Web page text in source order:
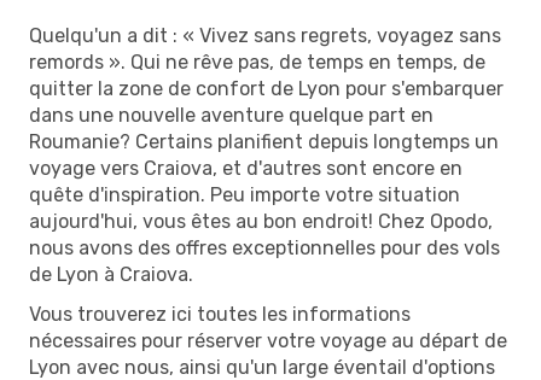
Quelqu'un a dit : « Vivez sans regrets, voyagez sans
remords ». Qui ne rêve pas, de temps en temps, de
quitter la zone de confort de Lyon pour s'embarquer
dans une nouvelle aventure quelque part en
Roumanie? Certains planifient depuis longtemps un
voyage vers Craiova, et d'autres sont encore en
quête d'inspiration. Peu importe votre situation
aujourd'hui, vous êtes au bon endroit! Chez Opodo,
nous avons des offres exceptionnelles pour des vols
de Lyon à Craiova.
Vous trouverez ici toutes les informations
nécessaires pour réserver votre voyage au départ de
Lyon avec nous, ainsi qu'un large éventail d'options